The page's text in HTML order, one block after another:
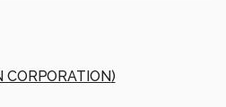
CORPORATION)